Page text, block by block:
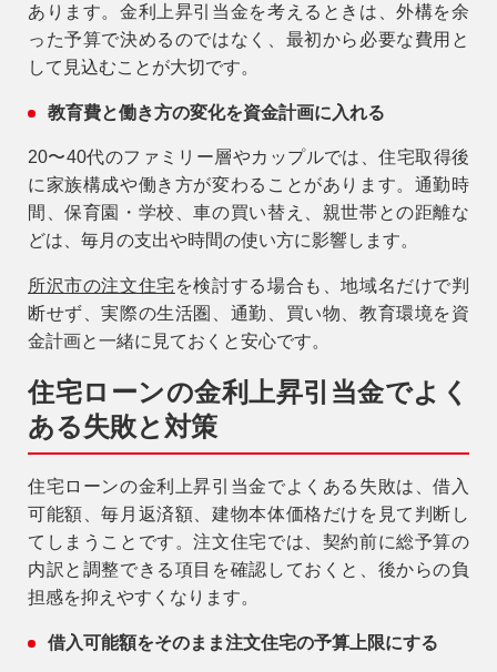
あります。金利上昇引当金を考えるときは、外構を余
った予算で決めるのではなく、最初から必要な費用と
して見込むことが大切です。
教育費と働き方の変化を資金計画に入れる
20〜40代のファミリー層やカップルでは、住宅取得後
に家族構成や働き方が変わることがあります。通勤時
間、保育園・学校、車の買い替え、親世帯との距離な
どは、毎月の支出や時間の使い方に影響します。
所沢市の注文住宅 を検討する場合も、地域名だけで判
断せず、実際の生活圏、通勤、買い物、教育環境を資
金計画と一緒に見ておくと安心です。
住宅ローンの金利上昇引当金でよく
ある失敗と対策
住宅ローンの金利上昇引当金でよくある失敗は、借入
可能額、毎月返済額、建物本体価格だけを見て判断し
てしまうことです。注文住宅では、契約前に総予算の
内訳と調整できる項目を確認しておくと、後からの負
担感を抑えやすくなります。
借入可能額をそのまま注文住宅の予算上限にする